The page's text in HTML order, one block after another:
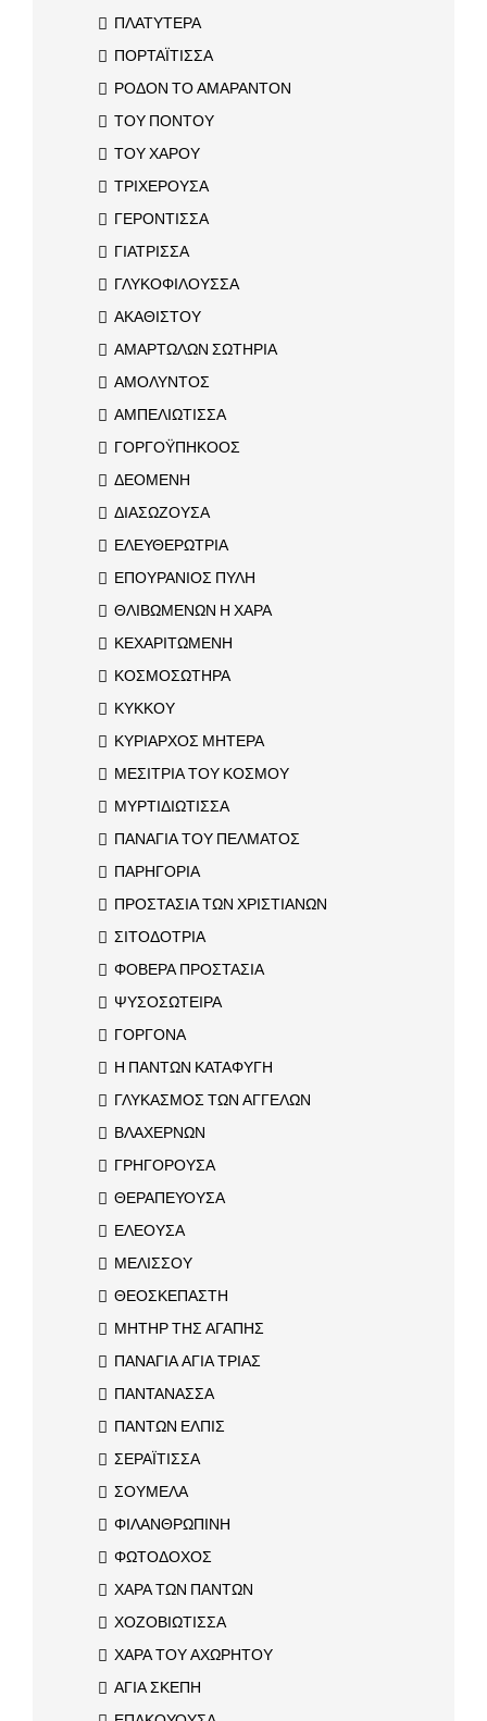
ΠΛΑΤΥΤΕΡΑ
ΠΟΡΤΑΪΤΙΣΣΑ
ΡΟΔΟΝ ΤΟ ΑΜΑΡΑΝΤΟΝ
ΤΟΥ ΠΟΝΤΟΥ
ΤΟΥ ΧΑΡΟΥ
ΤΡΙΧΕΡΟΥΣΑ
ΓΕΡΟΝΤΙΣΣΑ
ΓΙΑΤΡΙΣΣΑ
ΓΛΥΚΟΦΙΛΟΥΣΣΑ
ΑΚΑΘΙΣΤΟΥ
ΑΜΑΡΤΩΛΩΝ ΣΩΤΗΡΙΑ
ΑΜΟΛΥΝΤΟΣ
ΑΜΠΕΛΙΩΤΙΣΣΑ
ΓΟΡΓΟΫΠΗΚΟΟΣ
ΔΕΟΜΕΝΗ
ΔΙΑΣΩΖΟΥΣΑ
ΕΛΕΥΘΕΡΩΤΡΙΑ
ΕΠΟΥΡΑΝΙΟΣ ΠΥΛΗ
ΘΛΙΒΩΜΕΝΩΝ Η ΧΑΡΑ
ΚΕΧΑΡΙΤΩΜΕΝΗ
ΚΟΣΜΟΣΩΤΗΡΑ
ΚΥΚΚΟΥ
ΚΥΡΙΑΡΧΟΣ ΜΗΤΕΡΑ
ΜΕΣΙΤΡΙΑ ΤΟΥ ΚΟΣΜΟΥ
ΜΥΡΤΙΔΙΩΤΙΣΣΑ
ΠΑΝΑΓΙΑ ΤΟΥ ΠΕΛΜΑΤΟΣ
ΠΑΡΗΓΟΡΙΑ
ΠΡΟΣΤΑΣΙΑ ΤΩΝ ΧΡΙΣΤΙΑΝΩΝ
ΣΙΤΟΔΟΤΡΙΑ
ΦΟΒΕΡΑ ΠΡΟΣΤΑΣΙΑ
ΨΥΣΟΣΩΤΕΙΡΑ
ΓΟΡΓΟΝΑ
Η ΠΑΝΤΩΝ ΚΑΤΑΦΥΓΗ
ΓΛΥΚΑΣΜΟΣ ΤΩΝ ΑΓΓΕΛΩΝ
ΒΛΑΧΕΡΝΩΝ
ΓΡΗΓΟΡΟΥΣΑ
ΘΕΡΑΠΕΥΟΥΣΑ
ΕΛΕΟΥΣΑ
ΜΕΛΙΣΣΟΥ
ΘΕΟΣΚΕΠΑΣΤΗ
ΜΗΤΗΡ ΤΗΣ ΑΓΑΠΗΣ
ΠΑΝΑΓΙΑ ΑΓΙΑ ΤΡΙΑΣ
ΠΑΝΤΑΝΑΣΣΑ
ΠΑΝΤΩΝ ΕΛΠΙΣ
ΣΕΡΑΪΤΙΣΣΑ
ΣΟΥΜΕΛΑ
ΦΙΛΑΝΘΡΩΠΙΝΗ
ΦΩΤΟΔΟΧΟΣ
ΧΑΡΑ ΤΩΝ ΠΑΝΤΩΝ
ΧΟΖΟΒΙΩΤΙΣΣΑ
ΧΑΡΑ ΤΟΥ ΑΧΩΡΗΤΟΥ
ΑΓΙΑ ΣΚΕΠΗ